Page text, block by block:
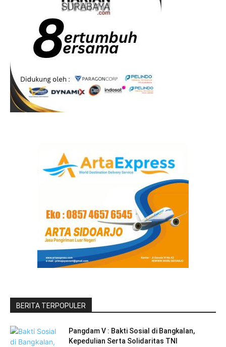
BERITA TERPOPULER
Pangdam V : Bakti Sosial di Bangkalan,
Kepedulian Serta Solidaritas TNI